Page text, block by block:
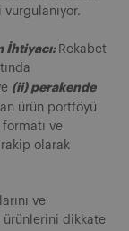
İhtiyacı: Rekabet
(ii) perakende
ürün portföyü
ve
olarak
ve
ürünlerini dikkate